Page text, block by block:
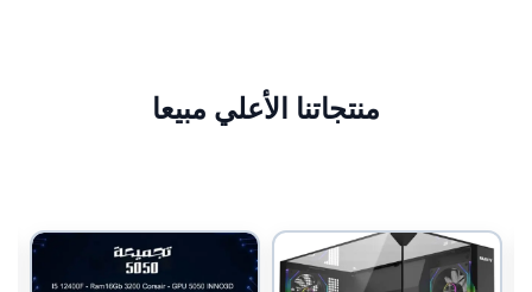
منتجاتنا الأعلي مبيعا